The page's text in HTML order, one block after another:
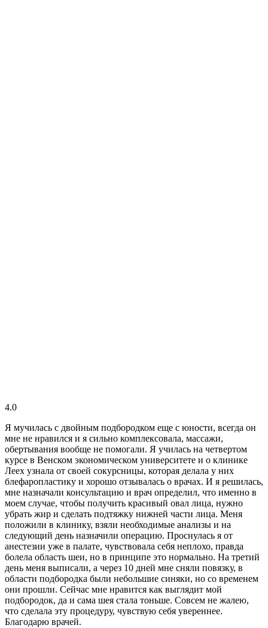
4.0
Я мучилась с двойным подбородком еще с юности, всегда он
мне не нравился и я сильно комплексовала, массажи,
обертывания вообще не помогали. Я училась на четвертом
курсе в Венском экономическом университете и о клинике
Леех узнала от своей сокурсницы, которая делала у них
блефаропластику и хорошо отзывалась о врачах. И я решилась,
мне назначали консультацию и врач определил, что именно в
моем случае, чтобы получить красивый овал лица, нужно
убрать жир и сделать подтяжку нижней части лица. Меня
положили в клинику, взяли необходимые анализы и на
следующий день назначили операцию. Проснулась я от
анестезии уже в палате, чувствовала себя неплохо, правда
болела область шеи, но в принципе это нормально. На третий
день меня выписали, а через 10 дней мне сняли повязку, в
области подбородка были небольшие синяки, но со временем
они прошли. Сейчас мне нравится как выглядит мой
подбородок, да и сама шея стала тоньше. Совсем не жалею,
что сделала эту процедуру, чувствую себя увереннее.
Благодарю врачей.